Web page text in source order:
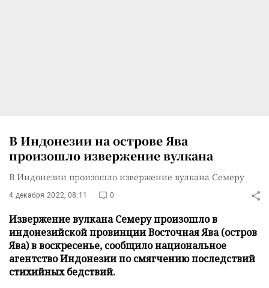
В Индонезии на острове Ява
произошло извержение вулкана
В Индонезии произошло извержение вулкана Семеру
4 декабря 2022, 08:11 0
Извержение вулкана Семеру произошло в
индонезийской провинции Восточная Ява (остров
Ява) в воскресенье, сообщило национальное
агентство Индонезии по смягчению последствий
стихийных бедствий.